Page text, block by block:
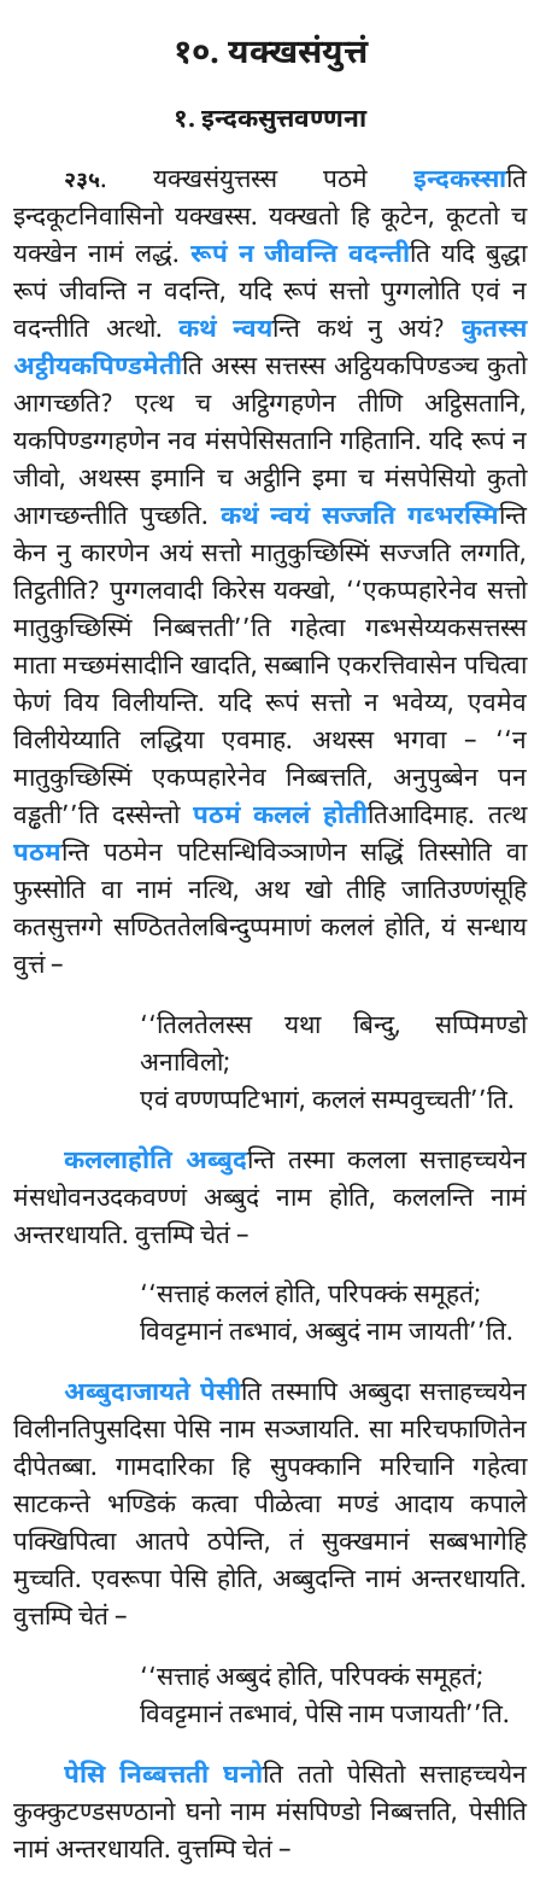
१०. यक्खसंयुत्तं
१. इन्दकसुत्तवण्णना
२३५. यक्खसंयुत्तस्स पठमे इन्दकस्साति
इन्दकूटनिवासिनो यक्खस्स. यक्खतो हि कूटेन, कूटतो च
यक्खेन नामं लद्धं. रूपं न जीवन्ति वदन्तीति यदि बुद्धा
रूपं जीवन्ति न वदन्ति, यदि रूपं सत्तो पुग्गलोति एवं न
वदन्तीति अत्थो. कथं न्वयन्ति कथं नु अयं? कुतस्स
अट्ठीयकपिण्डमेतीति अस्स सत्तस्स अट्ठियकपिण्डञ्च कुतो
आगच्छति? एत्थ च अट्ठिग्गहणेन तीणि अट्ठिसतानि,
यकपिण्डग्गहणेन नव मंसपेसिसतानि गहितानि. यदि रूपं न
जीवो, अथस्स इमानि च अट्ठीनि इमा च मंसपेसियो कुतो
आगच्छन्तीति पुच्छति. कथं न्वयं सज्जति गब्भरस्मिन्ति
केन नु कारणेन अयं सत्तो मातुकुच्छिस्मिं सज्जति लग्गति,
तिट्ठतीति? पुग्गलवादी किरेस यक्खो, ‘‘एकप्पहारेनेव सत्तो
मातुकुच्छिस्मिं निब्बत्तती’’ति गहेत्वा गब्भसेय्यकसत्तस्स
माता मच्छमंसादीनि खादति, सब्बानि एकरत्तिवासेन पचित्वा
फेणं विय विलीयन्ति. यदि रूपं सत्तो न भवेय्य, एवमेव
विलीयेय्याति लद्धिया एवमाह. अथस्स भगवा – ‘‘न
मातुकुच्छिस्मिं एकप्पहारेनेव निब्बत्तति, अनुपुब्बेन पन
वड्ढती’’ति दस्सेन्तो पठमं कललं होतीतिआदिमाह. तत्थ
पठमन्ति पठमेन पटिसन्धिविञ्ञाणेन सद्धिं तिस्सोति वा
फुस्सोति वा नामं नत्थि, अथ खो तीहि जातिउण्णंसूहि
कतसुत्तग्गे सण्ठिततेलबिन्दुप्पमाणं कललं होति, यं सन्धाय
वुत्तं –
‘‘तिलतेलस्स यथा बिन्दु, सप्पिमण्डो
अनाविलो;
एवं वण्णप्पटिभागं, कललं सम्पवुच्चती’’ति.
कललाहोति अब्बुदन्ति तस्मा कलला सत्ताहच्चयेन
मंसधोवनउदकवण्णं अब्बुदं नाम होति, कललन्ति नामं
अन्तरधायति. वुत्तम्पि चेतं –
‘‘सत्ताहं कललं होति, परिपक्कं समूहतं;
विवट्टमानं तब्भावं, अब्बुदं नाम जायती’’ति.
अब्बुदाजायते पेसीति तस्मापि अब्बुदा सत्ताहच्चयेन
विलीनतिपुसदिसा पेसि नाम सञ्जायति. सा मरिचफाणितेन
दीपेतब्बा. गामदारिका हि सुपक्कानि मरिचानि गहेत्वा
साटकन्ते भण्डिकं कत्वा पीळेत्वा मण्डं आदाय कपाले
पक्खिपित्वा आतपे ठपेन्ति, तं सुक्खमानं सब्बभागेहि
मुच्चति. एवरूपा पेसि होति, अब्बुदन्ति नामं अन्तरधायति.
वुत्तम्पि चेतं –
‘‘सत्ताहं अब्बुदं होति, परिपक्कं समूहतं;
विवट्टमानं तब्भावं, पेसि नाम पजायती’’ति.
पेसि निब्बत्तती घनोति ततो पेसितो सत्ताहच्चयेन
कुक्कुटण्डसण्ठानो घनो नाम मंसपिण्डो निब्बत्तति, पेसीति
नामं अन्तरधायति. वुत्तम्पि चेतं –